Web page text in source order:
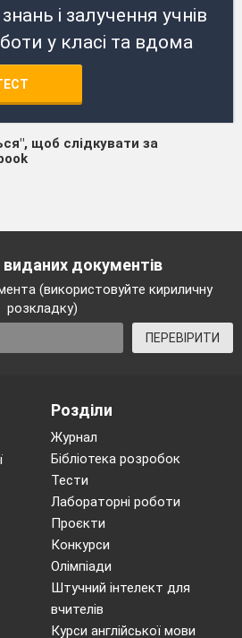
і залучення учнів
у класі та вдома
щоб слідкувати за
виданих документів
(використовуйте кириличну
розкладку)
ПЕРЕВІРИТИ
Розділи
Журнал
Бібліотека розробок
Тести
Лабораторні роботи
Проєкти
Конкурси
Олімпіади
Штучний інтелект для
вчителів
Курси англійської мови